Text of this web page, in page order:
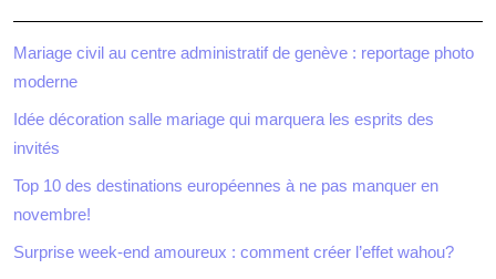
Mariage civil au centre administratif de genève : reportage photo
moderne
Idée décoration salle mariage qui marquera les esprits des
invités
Top 10 des destinations européennes à ne pas manquer en
novembre!
Surprise week-end amoureux : comment créer l’effet wahou?